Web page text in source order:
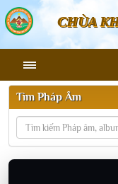
CHÙA
Tìm Pháp Âm